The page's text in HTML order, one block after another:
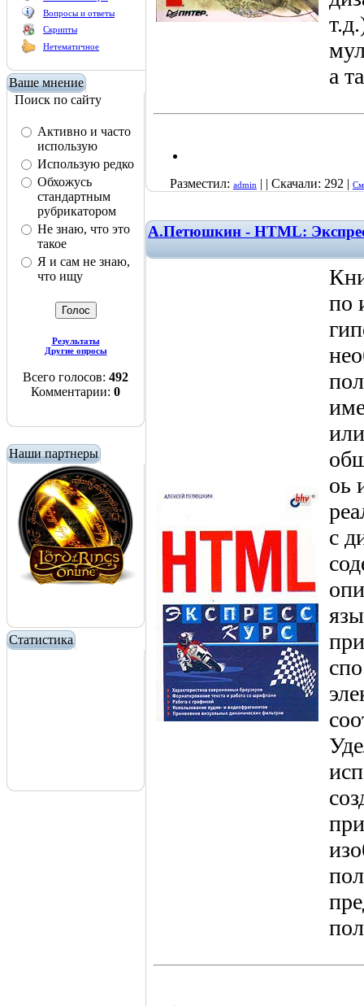
Вопросы и ответы
Скрипты
Нетематичное
Ваше мнение
Поиск по сайту
Активно и часто
использую
Использую редко
Обхожусь
стандартным
рубрикатором
Не знаю, что это
такое
Я и сам не знаю,
что ищу
Результаты
Другие опросы
Всего голосов: 492
Комментарии: 0
Наши партнеры
Статистика
а
Разместил: admin | | Скачали: 292 |
А.Петюшкин - HTML:
по
оь
с